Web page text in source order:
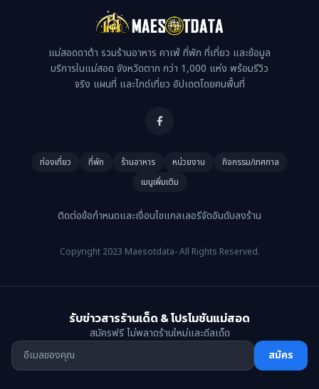
แม่สอดดาต้า รวมร้านอาหาร คาเฟ่ ที่พัก ที่เที่ยว และข้อมูล
บริการในแม่สอด จังหวัดตาก กว่า 1,000 แห่ง พร้อมรีวิว
จริง แผนที่ และไกด์เที่ยว อัปเดตโดยคนพื้นที่
ท่องเที่ยว ที่พัก ร้านอาหาร หน่วยงาน
กิจกรรม/เทศกาล
เมนูเพิ่มเติม
ติดต่อข้อกำหนดและเงื่อนไขแกลเลอรีจัดอันดับลงร้าน
Copyright 2023 Maesotdata- All Rights Reserved.
รับข่าวสารร้านเด็ด & โปรโมชันแม่สอด
สมัครฟรี ไม่พลาดร้านใหม่และดีลเด็ด
สมัคร